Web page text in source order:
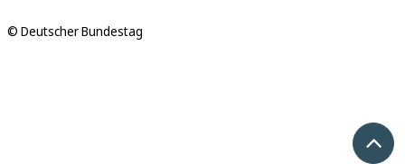
© Deutscher Bundestag